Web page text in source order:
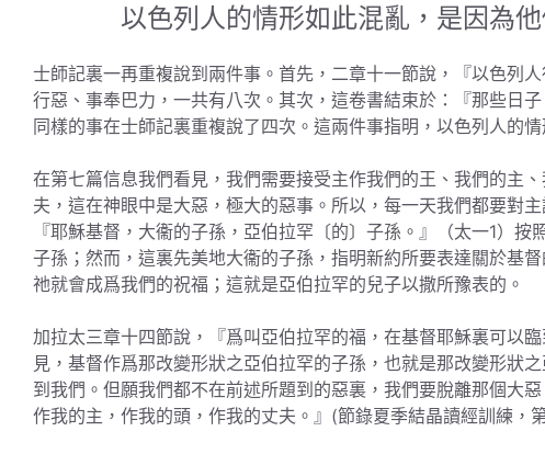
以色列人的情形如此混亂，是因為
士師記裏一再重複說到兩件事。首先，二章十一節說，『以色列
行惡、事奉巴力，一共有八次。其次，這卷書結束於：『那些日
同樣的事在士師記裏重複說了四次。這兩件事指明，以色列人的
在第七篇信息我們看見，我們需要接受主作我們的王、我們的主
夫，這在神眼中是大惡，極大的惡事。所以，每一天我們都要對
『耶穌基督，大衞的子孫，亞伯拉罕〔的〕子孫。』（太一1）
子孫；然而，這裏先美地大衞的子孫，指明新約所要表達關於基
祂就會成爲我們的祝福；這就是亞伯拉罕的兒子以撒所豫表的。
加拉太三章十四節說，『爲叫亞伯拉罕的福，在基督耶穌裏可以
見，基督作爲那改變形狀之亞伯拉罕的子孫，也就是那改變形狀
到我們。但願我們都不在前述所題到的惡裏，我們要脫離那個大
作我的主，作我的頭，作我的丈夫。』(節錄夏季結晶讀經訓練，